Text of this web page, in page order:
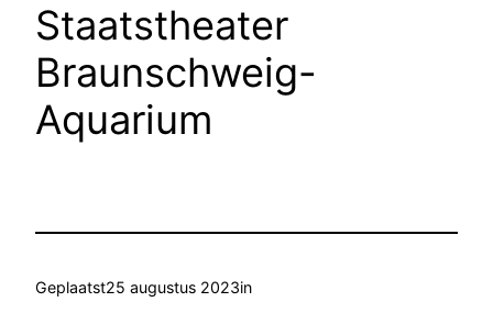
Staatstheater
Braunschweig-
Aquarium
Geplaatst25 augustus 2023in